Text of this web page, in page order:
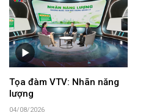
Tọa đàm VTV: Nhãn năng
lượng
04/08/2026